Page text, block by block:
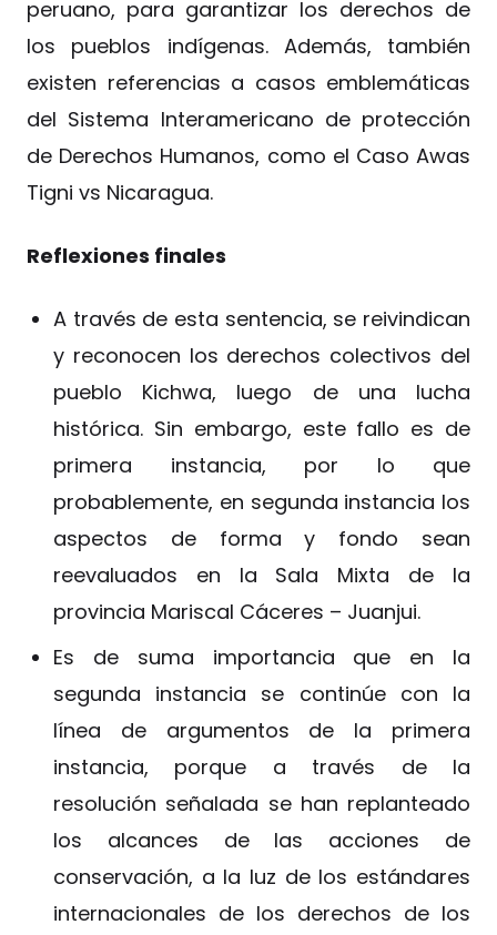
peruano, para garantizar los derechos de
los pueblos indígenas. Además, también
existen referencias a casos emblemáticas
del Sistema Interamericano de protección
de Derechos Humanos, como el Caso Awas
Tigni vs Nicaragua.
Reflexiones finales
A través de esta sentencia, se reivindican
y reconocen los derechos colectivos del
pueblo Kichwa, luego de una lucha
histórica. Sin embargo, este fallo es de
primera instancia, por lo que
probablemente, en segunda instancia los
aspectos de forma y fondo sean
reevaluados en la Sala Mixta de la
provincia Mariscal Cáceres – Juanjui.
Es de suma importancia que en la
segunda instancia se continúe con la
línea de argumentos de la primera
instancia, porque a través de la
resolución señalada se han replanteado
los alcances de las acciones de
conservación, a la luz de los estándares
internacionales de los derechos de los